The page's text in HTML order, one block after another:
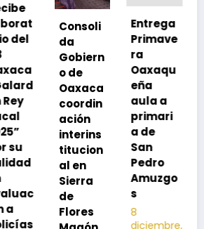
de
en
Entrega
Primave
ra
Oaxaqu
eña
aula a
primari
a de
San
Pedro
Amuzgo
s
8
diciembre,
Exhorta
SSO a
vacuna
rse de
neumoc
oco
para
preveni
r la
neumon
ía